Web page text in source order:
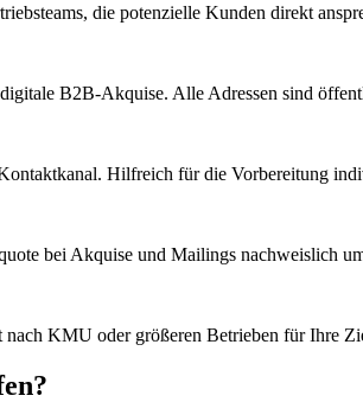
die potenzielle Kunden direkt
B2B-Akquise. Alle Adressen sind
Hilfreich für die Vorbereitung
bei Akquise und Mailings nachweislich
nach KMU oder größeren Betrieben für Ihre